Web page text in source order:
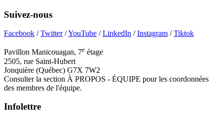
Suivez-nous
Facebook /Twitter/YouTube /LinkedIn /Instagram /Tiktok
Pavillon Manicouagan, 7e étage
2505, rue Saint-Hubert
Jonquière (Québec) G7X 7W2
Consulter la section À PROPOS - ÉQUIPE pour les coordonnées
des membres de l'équipe.
Infolettre